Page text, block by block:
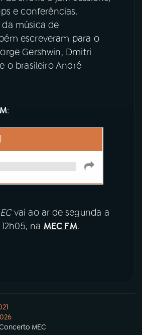
e conferências.
música de
escreveram para o
Gershwin, Dmitri
o brasileiro André
:
vai ao ar de segunda a
na MEC FM.
MEC